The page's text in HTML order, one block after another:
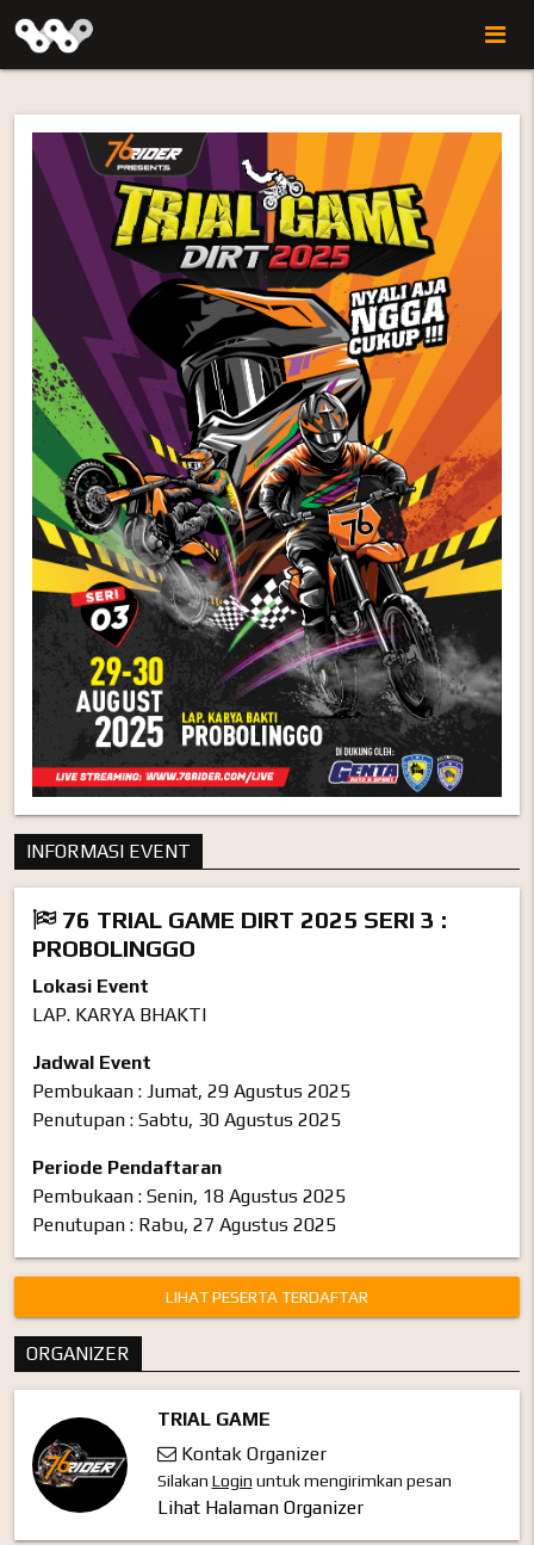
INFORMASI EVENT
76 TRIAL GAME DIRT 2025 SERI 3 :
PROBOLINGGO
Lokasi Event
LAP. KARYA BHAKTI
Jadwal Event
Pembukaan : Jumat, 29 Agustus 2025
Penutupan : Sabtu, 30 Agustus 2025
Periode Pendaftaran
Pembukaan : Senin, 18 Agustus 2025
Penutupan : Rabu, 27 Agustus 2025
LIHAT PESERTA TERDAFTAR
ORGANIZER
TRIAL GAME
Kontak Organizer
Silakan Login untuk mengirimkan pesan
Lihat Halaman Organizer